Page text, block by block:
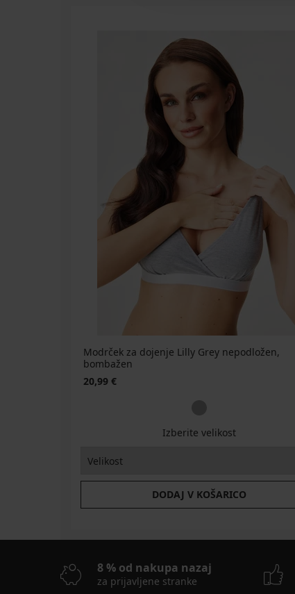
Modrček za dojenje Lilly Grey nepodložen,
bombažen
20,99 €
Izberite velikost
DODAJ V KOŠARICO
8 % od nakupa nazaj
za prijavljene stranke